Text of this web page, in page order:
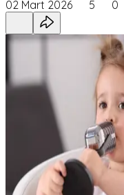
02 Mart 2026 5 0